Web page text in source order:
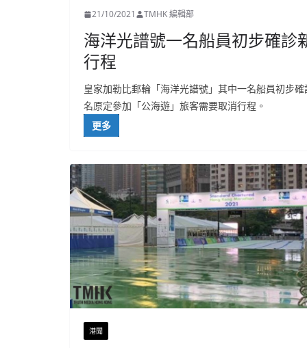
21/10/2021 TMHK 編輯部
海洋光譜號一名船員初步確診
行程
皇家加勒比郵輪「海洋光譜號」其中一名船員初步
名原定參加「公海遊」旅客需要取消行程。
更多
港聞